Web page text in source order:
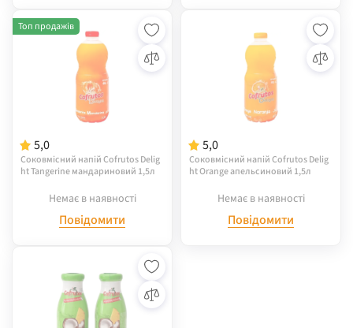
5,0
Соковмісний напій Cofrutos Delig
ht Tangerine мандариновий 1,5л
Топ продажів
Немає в наявності
Повідомити
5,0
Соковмісний напій Cofrutos Delig
ht Orange апельсиновий 1,5л
Немає в наявності
Повідомити